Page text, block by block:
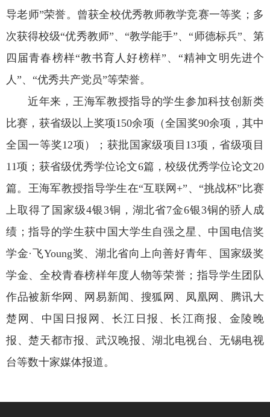
导老师”荣誉。曾获全校优秀教师教学竞赛一等奖；多
次获得校级“优秀教师”、“教学能手”、“师德标兵”、第
四届青春榜样“教书育人好榜样”、“精神文明先进个
人”、“优秀共产党员”等荣誉。
近年来，王海军教授指导的学生参加科技创新类
比赛，获省级以上奖项150余项（全国奖90余项，其中
全国一等奖12项）；获批国家级项目13项，省级项目
11项；获省级优秀学位论文6篇，校级优秀学位论文20
篇。王海军教授指导学生在“互联网+”、“挑战杯”比赛
上取得了国家级4银3铜，湖北省7金6银3铜的骄人成
绩；指导的学生获中国大学生自强之星、中国电信奖
学金·飞Young奖、湖北省向上向善好青年、国家级奖
学金、全校青春榜样年度人物等荣誉；指导学生团队
作品被新华网、网易新闻、搜狐网、凤凰网、腾讯大
楚网、中国日报网、长江日报、长江商报、金陵晚
报、楚天都市报、武汉晚报、湖北电视台、无锡电视
台等数十家媒体报道。